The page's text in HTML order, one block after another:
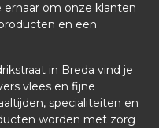
om onze klanten
en een
in Breda vind je
vlees en fijne
specialiteiten en
worden met zorg